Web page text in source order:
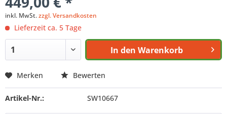
inkl. MwSt.zzgl. Versandkosten
Lieferzeit ca. 5 Tage
In den Warenkorb
Merken Bewerten
Artikel-Nr.: SW10667